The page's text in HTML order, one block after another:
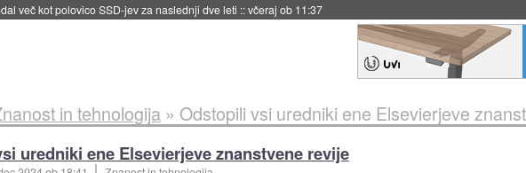
več kot polovico SSD-jev za naslednji dve leti ::včeraj ob 11:37
in tehnologija» Odstopili vsi uredniki ene Elsevierjeve
uredniki ene Elsevierjeve znanstvene revije